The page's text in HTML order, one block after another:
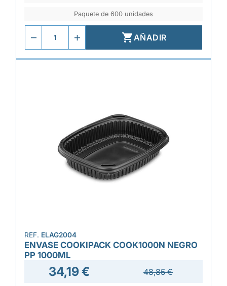
Paquete de 600 unidades
AÑADIR
REF. ELAG2004
ENVASE COOKIPACK COOK1000N NEGRO
PP 1000ML
34,19 € 48,85 €